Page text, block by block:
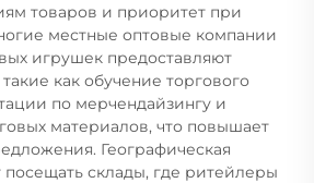
товаров и приоритет при
местные оптовые компании
игрушек предоставляют
как обучение торгового
по мерчендайзингу и
материалов, что повышает
Географическая
посещать склады, где ритейлеры